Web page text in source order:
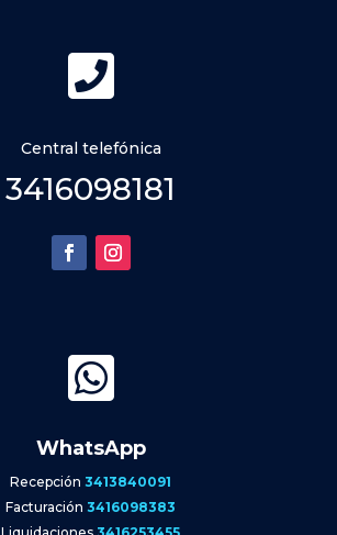

Central telefónica
3416098181

WhatsApp
Recepción3413840091
Facturación3416098383